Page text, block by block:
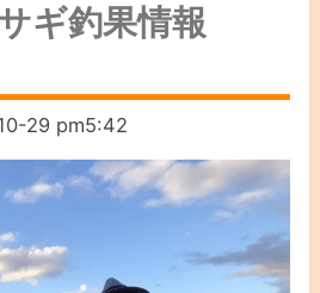
ギ釣果情報
29 pm5:42